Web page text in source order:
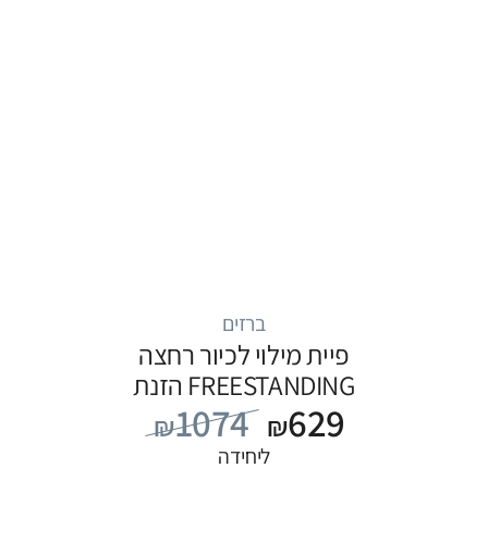
ברזים
פיית מילוי לכיור רחצה
FREESTANDING הזנת
מים מהרצפה, סדרה
FLOW: שחור
₪1074 ₪629
ליחידה